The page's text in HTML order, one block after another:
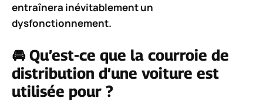
entraînera inévitablement un
dysfonctionnement.
🚘 Qu’est-ce que la courroie de
distribution d’une voiture est
utilisée pour ?